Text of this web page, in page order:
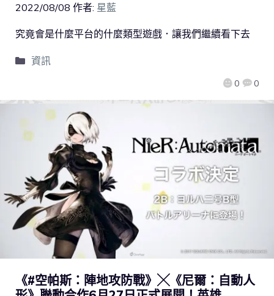
2022/08/08 作者: 星藍
0 0
究竟會是什麼平台的什麼類型遊戲．讓我們繼續看下去
資訊
《#空帕斯：陣地攻防戰》╳《尼爾：自動人